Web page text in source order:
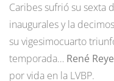
Caribes sufrió su sexta
inaugurales y la
su vigesimocuarto
temporada… René
por vida en la LVBP.